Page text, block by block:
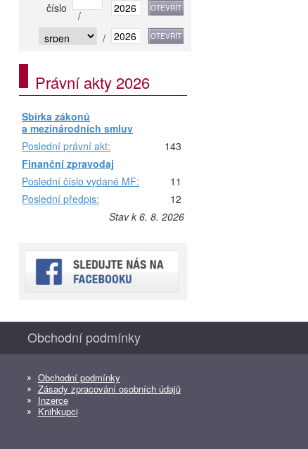
číslo
/
/
Právní akty 2026
Sbírka zákonů
a mezinárodních smluv
Poslední právní akt:
143
Finanční zpravodaj
Poslední číslo vydané MF:
11
Poslední předpis:
12
Stav k 6. 8. 2026
Obchodní podmínky
Obchodní podmínky
Zásady zpracování osobních údajů
Inzerce
Knihkupci